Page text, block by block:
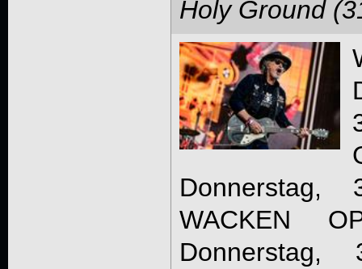
Holy Ground
Donnerstag,
WACKEN
Donnerstag,